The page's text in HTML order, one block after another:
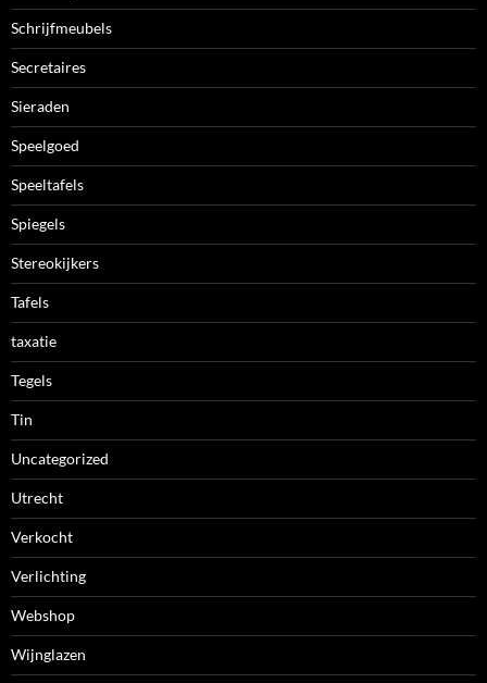
Schrijfmeubels
Secretaires
Sieraden
Speelgoed
Speeltafels
Spiegels
Stereokijkers
Tafels
taxatie
Tegels
Tin
Uncategorized
Utrecht
Verkocht
Verlichting
Webshop
Wijnglazen